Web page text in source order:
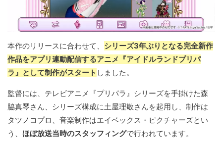
本作のリリースに合わせて、 シリーズ3年ぶりとなる完全新作
作品をアプリ連動配信するアニメ『アイドルランドプリパ
ラ』として制作がスタート しました。
監督には、テレビアニメ『プリパラ』シリーズを手掛けた森
脇真琴さん、シリーズ構成に土屋理敬さんを起用し、制作は
タツノコプロ、音楽制作はエイベックス・ピクチャーズとい
う、 ほぼ放送当時のスタッフィングで行われています。